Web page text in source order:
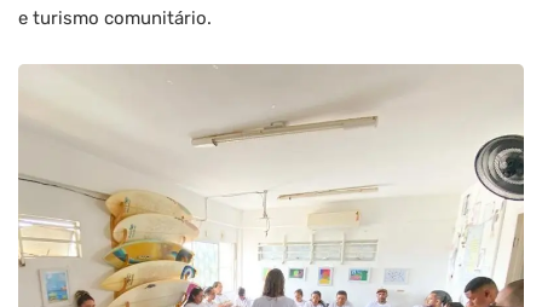
e turismo comunitário.